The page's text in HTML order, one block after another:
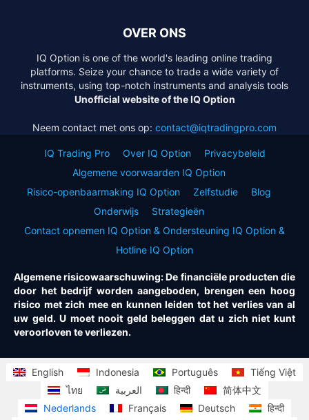
OVER ONS
IQ Option is one of the world's leading online trading
platforms. Seize your chance to trade a wide variety of
instruments, using top-notch instruments and analysis tools
Unofficial website of the IQ Option
Neem contact met ons op: contact@iqtradingpro.com
IQ Trading Pro Over IQ Option
Privacybeleid
Algemene voorwaarden IQ Option
Risico-openbaarmaking IQ Option
Zelfstudie
Blog
Onderwijs
Strategieën
Contact opnemen IQ Option & Ondersteuning IQ Option &
Hotline IQ Option
Algemene risicowaarschuwing: De financiële producten die
door het bedrijf worden aangeboden, brengen een hoog
risico met zich mee en kunnen leiden tot het verlies van al
uw geld. U moet nooit geld beleggen dat u zich niet kunt
veroorloven te verliezen.
English Indonesia Português
Tiếng Việt
ไทย
العربية हिन्दी
简体中文
Nederlands
Français Deutsch हिन्दी